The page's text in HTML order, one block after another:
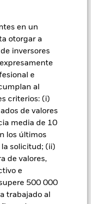
en un
otorgar a
inversores
e
al
criterios: (i)
de valores
media de 10
los últimos
solicitud; (ii)
de valores,
e
500 000
trabajado al
económicas y
mayores
de activos,
o pagos debidos
con la
muy sensibles a las
se basan y pueden
ganancias,
valor del Fondo. El
cuando los
o compleja. El
que participen en
con los criterios
realizar una
del Fondo antes de
negativamente
se compara con un
de divisas de este